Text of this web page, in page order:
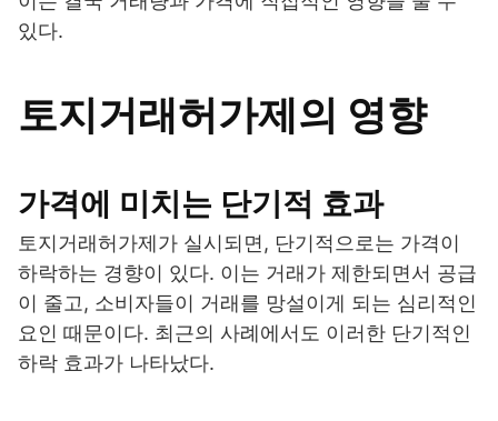
있다.
토지거래허가제의 영향
가격에 미치는 단기적 효과
토지거래허가제가 실시되면, 단기적으로는 가격이
하락하는 경향이 있다. 이는 거래가 제한되면서 공급
이 줄고, 소비자들이 거래를 망설이게 되는 심리적인
요인 때문이다. 최근의 사례에서도 이러한 단기적인
하락 효과가 나타났다.